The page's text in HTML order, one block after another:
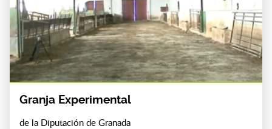
Granja Experimental
de la Diputación de Granada